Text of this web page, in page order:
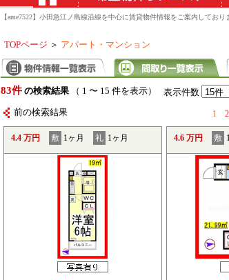
【ame7522】小田急江ノ島線沿線を中心に賃貸物件情報をご案内してお
TOPページ ＞ アパート・マンション
83件 の検索結果（ 1 〜 15 件を表示） 表示件数
前の検索結果 1 2
4.4 万円 敷 1ヶ月 礼 1ヶ月 4.6 万円 敷